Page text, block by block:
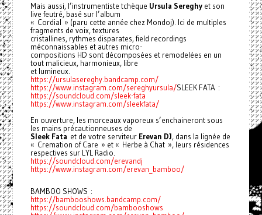
Mais aussi, l’instrumentiste tchèque Ursula Sereghyet son
live feutré, basé sur l’album
« Cordial » (paru cette année chez Mondoj). Ici de multiples
fragments de voix, textures
cristallines, rythmes disparates, field recordings
méconnaissables et autres micro-
compositions HD sont décomposées et remodelées en un
tout malicieux, harmonieux, libre
et lumineux.
https://ursulasereghy.bandcamp.com/
https://www.instagram.com/sereghyursula/SLEEK FATA :
https://soundcloud.com/sleek-fata
https://www.instagram.com/sleekfata/
En ouverture, les morceaux vaporeux s’enchaineront sous
les mains précautionneuses de
Sleek Fata et de votre serviteur Erevan DJ, dans la lignée de
« Cremation of Care » et « Herbe à Chat », leurs résidences
respectives sur LYL Radio.
https://soundcloud.com/erevandj
https://www.instagram.com/erevan_bamboo/
BAMBOO SHOWS :
https://bambooshows.bandcamp.com/
https://soundcloud.com/bambooshows